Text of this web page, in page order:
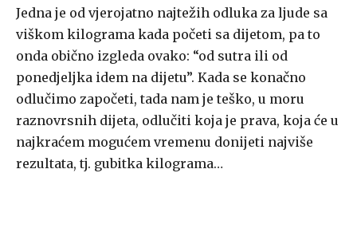
Jedna je od vjerojatno najtežih odluka za ljude sa
viškom kilograma kada početi sa dijetom, pa to
onda obično izgleda ovako: “od sutra ili od
ponedjeljka idem na dijetu”. Kada se konačno
odlučimo započeti, tada nam je teško, u moru
raznovrsnih dijeta, odlučiti koja je prava, koja će u
najkraćem mogućem vremenu donijeti najviše
rezultata, tj. gubitka kilograma…